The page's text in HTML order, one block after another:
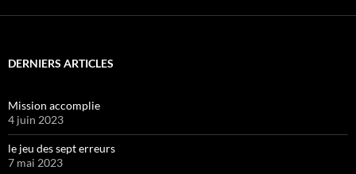
DERNIERS ARTICLES
Mission accomplie
4 juin 2023
le jeu des sept erreurs
7 mai 2023